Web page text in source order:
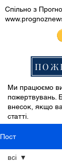
Спільно з
Ми працюємо
пожертвувань.
внесок, якщо
статті.
Пост
всі